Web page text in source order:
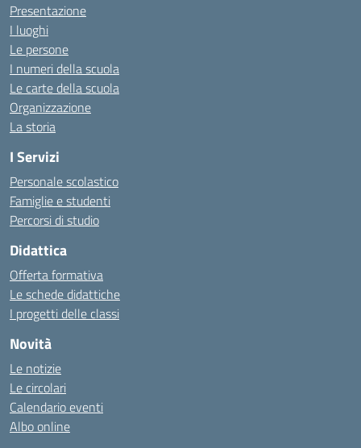
Presentazione
I luoghi
Le persone
I numeri della scuola
Le carte della scuola
Organizzazione
La storia
I Servizi
Personale scolastico
Famiglie e studenti
Percorsi di studio
Didattica
Offerta formativa
Le schede didattiche
I progetti delle classi
Novità
Le notizie
Le circolari
Calendario eventi
Albo online